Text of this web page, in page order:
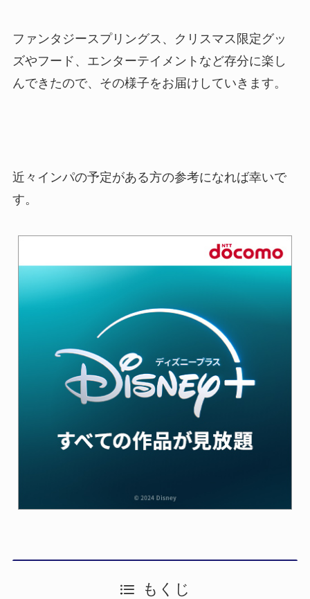
ファンタジースプリングス、クリスマス限定グッ
ズやフード、エンターテイメントなど存分に楽し
んできたので、その様子をお届けしていきます。
近々インパの予定がある方の参考になれば幸いで
す。
もくじ